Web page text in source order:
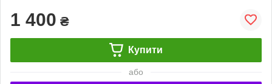
1 400 ₴
Купити
або